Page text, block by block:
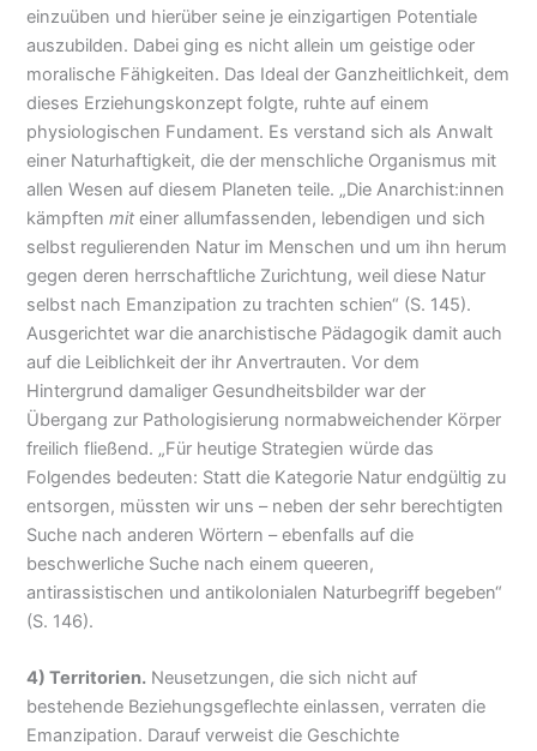
einzuüben und hierüber seine je einzigartigen Potentiale
auszubilden. Dabei ging es nicht allein um geistige oder
moralische Fähigkeiten. Das Ideal der Ganzheitlichkeit, dem
dieses Erziehungskonzept folgte, ruhte auf einem
physiologischen Fundament. Es verstand sich als Anwalt
einer Naturhaftigkeit, die der menschliche Organismus mit
allen Wesen auf diesem Planeten teile. „Die Anarchist:innen
kämpftenmit einer allumfassenden, lebendigen und sich
selbst regulierenden Natur im Menschen und um ihn herum
gegen deren herrschaftliche Zurichtung, weil diese Natur
selbst nach Emanzipation zu trachten schien“ (S. 145).
Ausgerichtet war die anarchistische Pädagogik damit auch
auf die Leiblichkeit der ihr Anvertrauten. Vor dem
Hintergrund damaliger Gesundheitsbilder war der
Übergang zur Pathologisierung normabweichender Körper
freilich fließend. „Für heutige Strategien würde das
Folgendes bedeuten: Statt die Kategorie Natur endgültig zu
entsorgen, müssten wir uns – neben der sehr berechtigten
Suche nach anderen Wörtern – ebenfalls auf die
beschwerliche Suche nach einem queeren,
antirassistischen und antikolonialen Naturbegriff begeben“
(S. 146).
4) Territorien. Neusetzungen, die sich nicht auf
bestehende Beziehungsgeflechte einlassen, verraten die
Emanzipation. Darauf verweist die Geschichte